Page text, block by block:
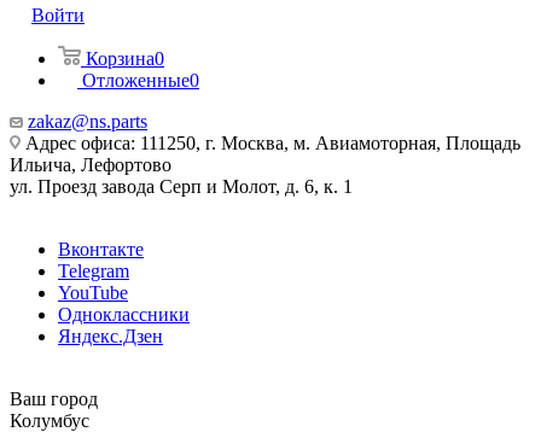
Войти
Корзина0
Отложенные0
zakaz@ns.parts
Адрес офиса: 111250, г. Москва, м. Авиамоторная, Площадь
Ильича, Лефортово
ул. Проезд завода Серп и Молот, д. 6, к. 1
Вконтакте
Telegram
YouTube
Одноклассники
Яндекс.Дзен
Ваш город
Колумбус